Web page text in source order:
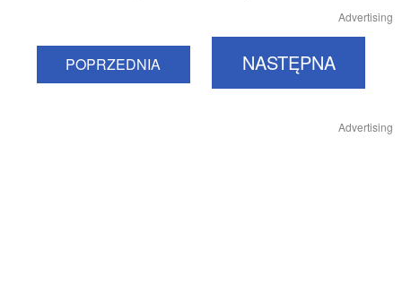
Advertising
POPRZEDNIA NASTĘPNA
Advertising